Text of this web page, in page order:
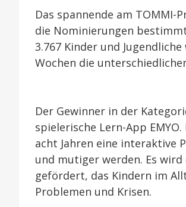
Das spannende am TOMMI-
die Nominierungen
3.767 Kinder und
Wochen die
Der Gewinner in der
spielerische Lern-App
acht Jahren eine interaktive
und mutiger werden. Es wird
gefördert, das Kindern im
Problemen und Krisen.